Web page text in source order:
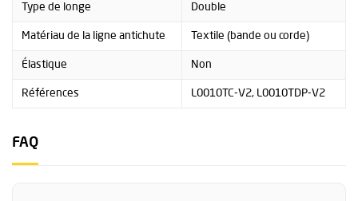
Type de longe Double
Matériau de la ligne antichute Textile (bande ou corde)
Élastique Non
Références L0010TC-V2, L0010TDP-V2
FAQ